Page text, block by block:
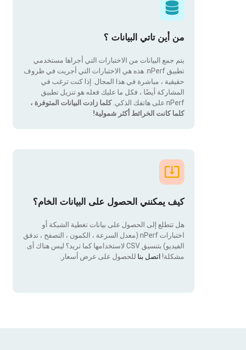
من أين تاتي البيانات ؟
يتم جمع البيانات من الاختبارات التي أجراها مستخدمي
تطبيق nPerf. هذه هي الاختبارات التي أجريت في ظروف
حقيقية ، مباشرة في هذا المجال. إذا كنت ترغب في
المشاركة أيضًا ، فكل ما عليك فعله هو تنزيل تطبيق
nPerf على هاتفك الذكي.
كلما زادت البيانات المتوفرة ،
كلما كانت الخرائط أكثر شمولية!
كيف يمكنني الحصول على البيانات الخام؟
هل تتطلع إلى الحصول على بيانات تغطية الشبكة أو
اختبارات nPerf (معدل السرعة ، الكمون ، التصفح ، تدفق
الفيديو) بتنسيق CSV لاستخدامها كما تريد؟ ليس هناك أى
مشكلة! اتصل بنا للحصول على عرض أسعار.